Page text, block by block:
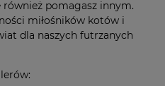
pomagasz innym.
miłośników kotów i
dla naszych futrzanych